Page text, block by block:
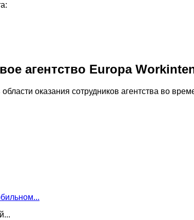
агентство Europa
оказания сотрудников агентства во